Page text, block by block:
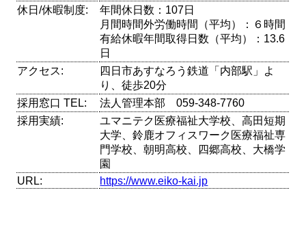
休日/休暇制度:
年間休日数：107日
月間時間外労働時間（平均）：６時間
有給休暇年間取得日数（平均）：13.6
日
アクセス:
四日市あすなろう鉄道「内部駅」よ
り、徒歩20分
採用窓口 TEL:
法人管理本部 059-348-7760
採用実績:
ユマニテク医療福祉大学校、高田短期
大学、鈴鹿オフィスワーク医療福祉専
門学校、朝明高校、四郷高校、大橋学
園
URL:
https://www.eiko-kai.jp